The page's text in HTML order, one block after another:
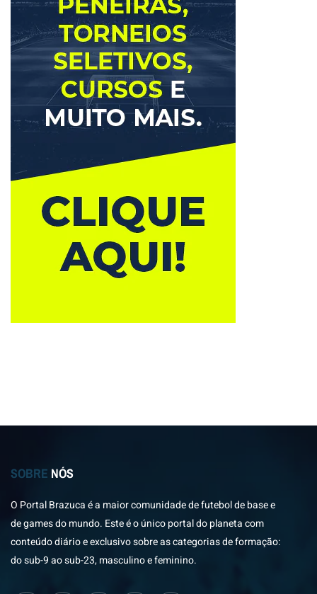
SOBRE NÓS
O Portal Brazuca é a maior comunidade de futebol de base e
de games do mundo. Este é o único portal do planeta com
conteúdo diário e exclusivo sobre as categorias de formação:
do sub-9 ao sub-23, masculino e feminino.